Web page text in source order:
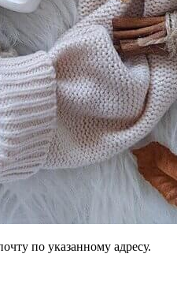
по указанному адресу.